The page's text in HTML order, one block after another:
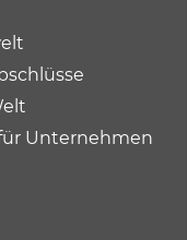
Unternehmen